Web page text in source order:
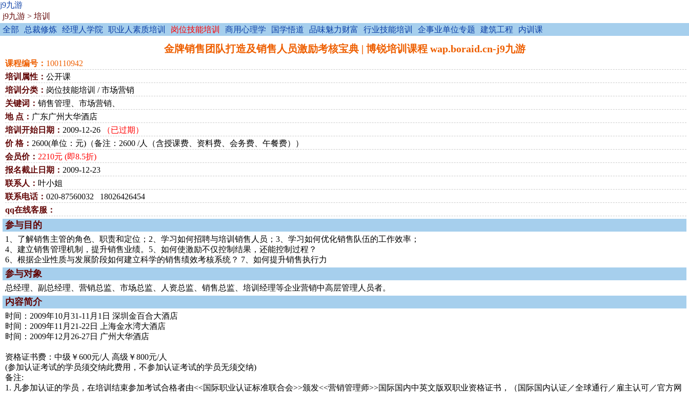
j9九游
j9九游 > 培训
全部
总裁修炼 经理人学院 职业人素质培训 岗位技能培训 商用心理学 国学悟道 品味魅力财富 行业技能培训 企事业单位专题 建筑工程 内训课
金牌销售团队打造及销售人员激励考核宝典 | 博锐培训课程 wap.boraid.cn-j9九游
课程编号： 100110942
培训属性： 公开课
培训分类： 岗位技能培训 / 市场营销
关键词： 销售管理、市场营销、
地 点： 广东广州大华酒店
培训开始日期： 2009-12-26
（已过期）
价 格： 2600(单位：元)（备注：2600 /人（含授课费、资料费、会务费、午餐费））
会员价： 2210元 (即8.5折)
报名截止日期： 2009-12-23
联系人： 叶小姐
联系电话： 020-87560032 18026426454
qq在线客服：
参与目的
1、了解销售主管的角色、职责和定位；2、学习如何招聘与培训销售人员；3、学习如何优化销售队伍的工作效率；
4、建立销售管理机制，提升销售业绩。5、如何使激励不仅控制结果，还能控制过程？
6、根据企业性质与发展阶段如何建立科学的销售绩效考核系统？ 7、如何提升销售执行力
参与对象
总经理、副总经理、营销总监、市场总监、人资总监、销售总监、培训经理等企业营销中高层管理人员者。
内容简介
时间：2009年10月31-11月1日 深圳金百合大酒店
时间：2009年11月21-22日 上海金水湾大酒店
时间：2009年12月26-27日 广州大华酒店
资格证书费：中级￥600元/人 高级￥800元/人
(参加认证考试的学员须交纳此费用，不参加认证考试的学员无须交纳)
备注:
1. 凡参加认证的学员，在培训结束参加考试合格者由<<国际职业认证标准联合会>>颁发<<营销管理师>>国际国内中英文版双职业资格证书，（国际国内认证／全球通行／雇主认可／官方网